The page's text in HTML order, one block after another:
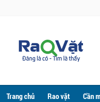
Trang chủ Rao vặt Cần